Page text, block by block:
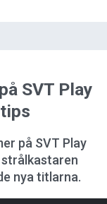
SVT Play
på SVT Play
nya titlarna.